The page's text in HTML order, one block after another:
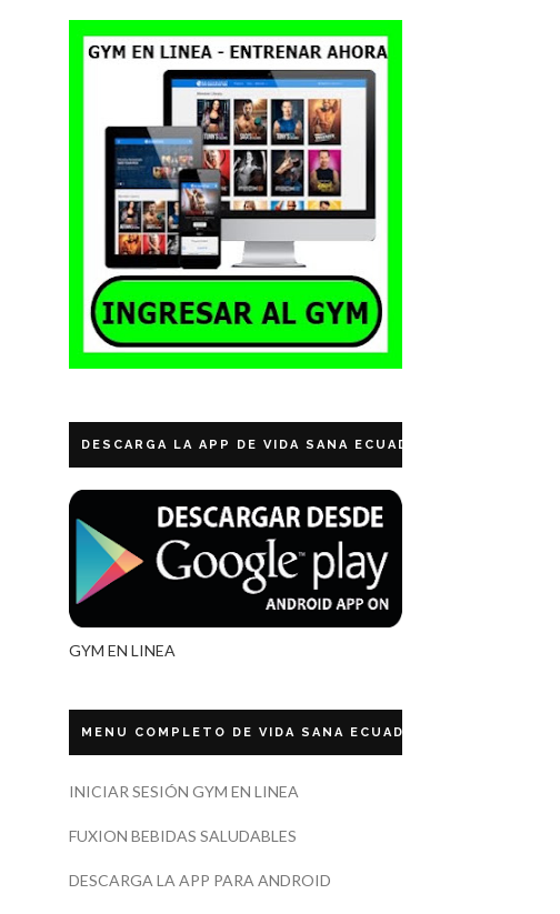
DESCARGA LA APP DE VIDA SANA ECUADOR
GYM EN LINEA
MENU COMPLETO DE VIDA SANA ECUADOR
INICIAR SESIÓN GYM EN LINEA
FUXION BEBIDAS SALUDABLES
DESCARGA LA APP PARA ANDROID